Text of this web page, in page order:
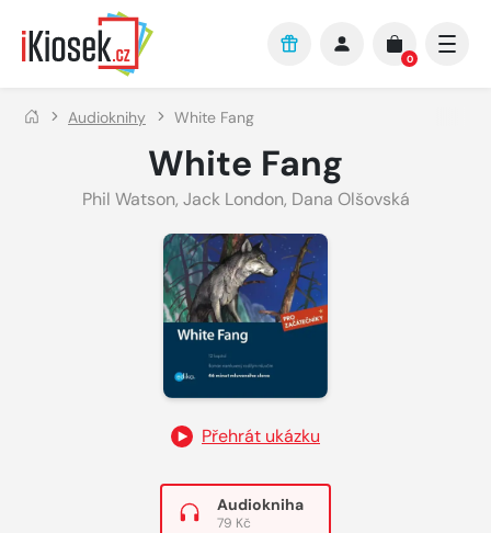
Přejít na hlavní obsah
0
Audioknihy White Fang
White Fang
Phil Watson, Jack London, Dana Olšovská
Přehrát ukázku
Audiokniha
79 Kč